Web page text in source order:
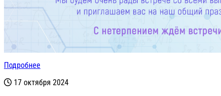
Подробнее
17 октября 2024